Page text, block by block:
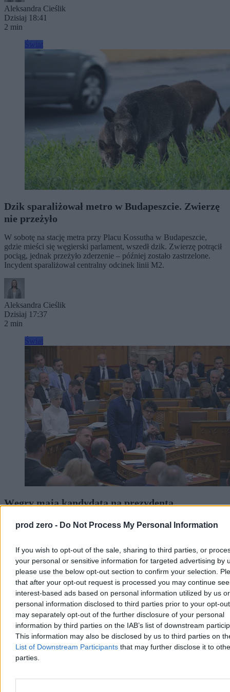
prod zero - Do Not Process My Personal Information
If you wish to opt-out of the sale, sharing to third parties, or
your personal or sensitive information for targeted advertising by
please use the below opt-out section to confirm your selection.
that after your opt-out request is processed you may continue
interest-based ads based on personal information utilized by us or
personal information disclosed to third parties prior to your opt-
may separately opt-out of the further disclosure of your personal
information by third parties on the IAB’s list of downstream
This information may also be disclosed by us to third parties on
List of Downstream Participants that may further disclose it to
parties.
Aleksandra Cieślik
Dzisiaj 18:41
2 min
Dzik sparaliżował metro w Budapeszcie. Zwierzę
nie przeżyło
W sobotę na stację metra przy Placu Kossutha w Budapeszcie,
gdzie mieści się węgierski parlament, wszedł dzik. Zwierzę potrącił
pociąg, jednak przeżyło zderzenie – później zostało zastrzelone.
Incydent sparaliżował centralny odcinek linii M2.
Aleksandra Cieślik
Dzisiaj 17:37
2 min
Węgry mają kandydata na prezydenta.
kandydata na prezydenta kraju. Parlament zagłosuje nad nową
głową państwa we wtorek 11 sierpnia. Fidesz zapowiedział bojkot
głosowania.
Aleksandra Cieślik
Dzisiaj 16:19
3 min
Reklama
Reklama